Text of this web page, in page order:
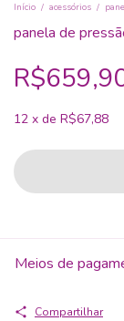
Início / acessórios /
panela de
12 x de R$67,88
Meios de
Compartilhar